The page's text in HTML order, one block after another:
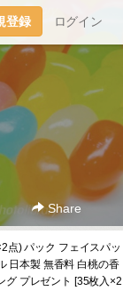
登録 ログイン
Share
点) パック フェイスパッ
日本製 無香料 白桃の香
グ プレゼント [35枚入×2